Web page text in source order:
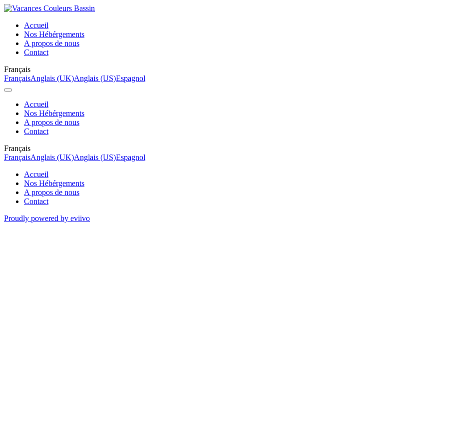
Accueil
Nos Hébérgements
A propos de nous
Contact
Français
FrançaisAnglais (UK)Anglais (US)Espagnol
Accueil
Nos Hébérgements
A propos de nous
Contact
Français
FrançaisAnglais (UK)Anglais (US)Espagnol
Accueil
Nos Hébérgements
A propos de nous
Contact
Proudly powered by eviivo